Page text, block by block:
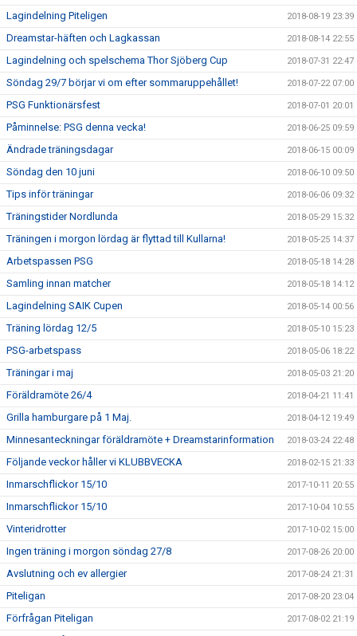
Lagindelning Piteligen 2018-08-19 23:39
Dreamstar-häften och Lagkassan 2018-08-14 22:55
Lagindelning och spelschema Thor Sjöberg Cup 2018-07-31 22:47
Söndag 29/7 börjar vi om efter sommaruppehållet! 2018-07-22 07:00
PSG Funktionärsfest 2018-07-01 20:01
Påminnelse: PSG denna vecka! 2018-06-25 09:59
Ändrade träningsdagar 2018-06-15 00:09
Söndag den 10 juni 2018-06-10 09:50
Tips inför träningar 2018-06-06 09:32
Träningstider Nordlunda 2018-05-29 15:32
Träningen i morgon lördag är flyttad till Kullarna! 2018-05-25 14:37
Arbetspassen PSG 2018-05-18 14:28
Samling innan matcher 2018-05-18 14:12
Lagindelning SAIK Cupen 2018-05-14 00:56
Träning lördag 12/5 2018-05-10 15:23
PSG-arbetspass 2018-05-06 18:22
Träningar i maj 2018-05-03 21:20
Föräldramöte 26/4 2018-04-21 11:41
Grilla hamburgare på 1 Maj. 2018-04-12 19:49
Minnesanteckningar föräldramöte + Dreamstarinformation 2018-03-24 22:48
Följande veckor håller vi KLUBBVECKA 2018-02-15 21:33
Inmarschflickor 15/10 2017-10-11 20:55
Inmarschflickor 15/10 2017-10-04 10:55
Vinteridrotter 2017-10-02 15:00
Ingen träning i morgon söndag 27/8 2017-08-26 20:00
Avslutning och ev allergier 2017-08-24 21:31
Piteligan 2017-08-20 23:04
Förfrågan Piteligan 2017-08-02 21:19